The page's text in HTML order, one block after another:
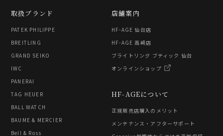
取扱ブランド
PATEK PHILIPPE
BREITLING
GRAND SEIKO
IWC
PANERAI
TAG HEUER
BALL WATCH
BAUME & MERCIER
Bell & Ross
HF-AGEについて
正規販売店購入のメリット
メンテナンス・アフターサポート
店舗案内
HF-AGE 仙台店
HF-AGE 高崎店
ブライトリング ブティック 仙台
オンラインショップ